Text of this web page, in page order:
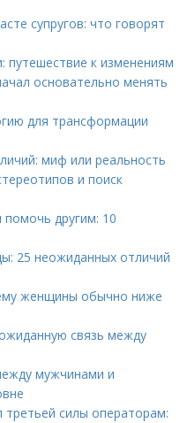
супругов: что говорят
путешествие к изменениям
основательно менять
для трансформации
миф или реальность
и поиск
помочь другим: 10
25 неожиданных отличий
женщины обычно ниже
связь между
мужчинами и
третьей силы операторам: